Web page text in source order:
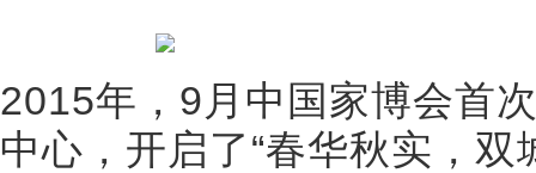
2015年，9月中国家博会首
中心，开启了“春华秋实，